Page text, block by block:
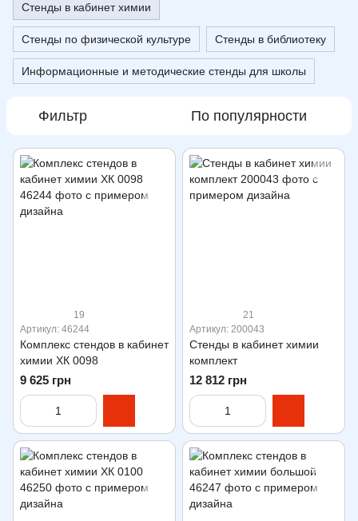
Стенды в кабинет химии
Стенды по физической культуре Стенды в библиотеку
Информационные и методические стенды для школы
Фильтр По популярности
19
Артикул: 46244
Комплекс стендов в кабинет
химии ХК 0098
9 625 грн
21
Артикул: 200043
Стенды в кабинет химии
комплект
12 812 грн